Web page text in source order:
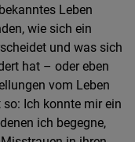
Leben
wie sich ein
und was sich
hat – oder eben
vom Leben
Ich konnte mir ein
ich begegne,